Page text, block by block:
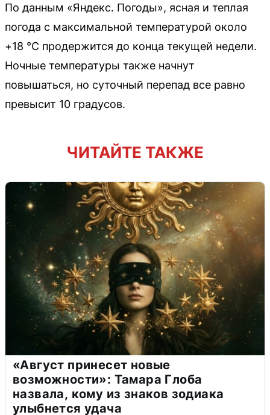
По данным «Яндекс. Погоды», ясная и теплая
погода с максимальной температурой около
+18 °С продержится до конца текущей недели.
Ночные температуры также начнут
повышаться, но суточный перепад все равно
превысит 10 градусов.
ЧИТАЙТЕ ТАКЖЕ
«Август принесет новые
возможности»: Тамара Глоба
назвала, кому из знаков зодиака
улыбнется удача